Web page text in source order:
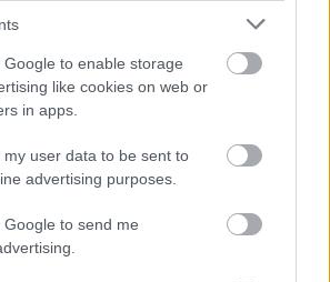
Google to enable storage
like cookies on web or
in apps.
my user data to be sent to
advertising purposes.
to send me